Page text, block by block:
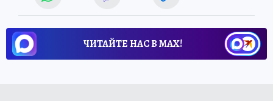
ЧИТАЙТЕ НАС В МАХ!